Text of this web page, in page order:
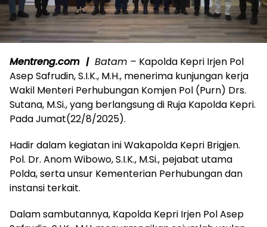
Mentreng.com | Batam – Kapolda Kepri Irjen Pol
Asep Safrudin, S.I.K., M.H., menerima kunjungan kerja
Wakil Menteri Perhubungan Komjen Pol (Purn) Drs.
Sutana, M.Si., yang berlangsung di Ruja Kapolda Kepri.
Pada Jumat(22/8/2025).
Hadir dalam kegiatan ini Wakapolda Kepri Brigjen.
Pol. Dr. Anom Wibowo, S.I.K., M.Si., pejabat utama
Polda, serta unsur Kementerian Perhubungan dan
instansi terkait.
Dalam sambutannya, Kapolda Kepri Irjen Pol Asep